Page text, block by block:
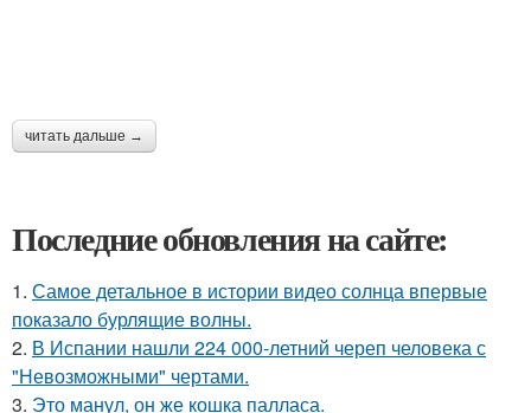
читать дальше →
Последние обновления на сайте:
1. Самое детальное в истории видео солнца впервые
показало бурлящие волны.
2. В Испании нашли 224 000-летний череп человека с
"Невозможными" чертами.
3. Это манул, он же кошка палласа.